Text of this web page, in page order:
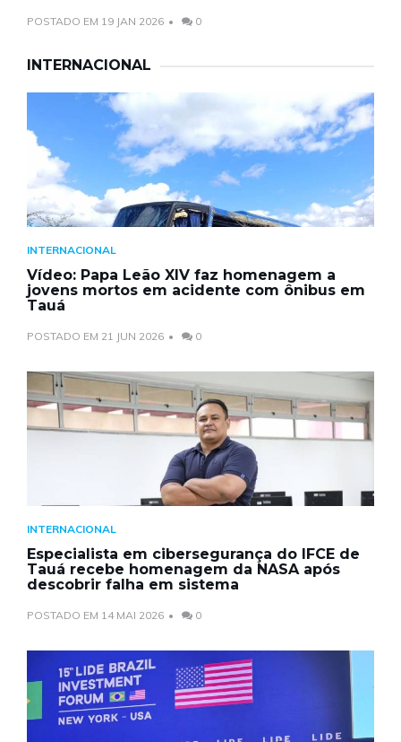
POSTADO EM 19 JAN 2026 0
INTERNACIONAL
INTERNACIONAL
Vídeo: Papa Leão XIV faz homenagem a
jovens mortos em acidente com ônibus em
Tauá
POSTADO EM 21 JUN 2026 0
INTERNACIONAL
Especialista em cibersegurança do IFCE de
Tauá recebe homenagem da NASA após
descobrir falha em sistema
POSTADO EM 14 MAI 2026 0